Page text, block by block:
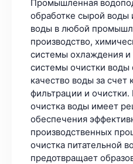
Промышленная
обработке сырой воды
воды в любой
производство,
системы охлаждения
системы очистки воды
качество воды за счет
фильтрации и
очистка воды имеет
обеспечения
производственных
очистка питательной
предотвращает